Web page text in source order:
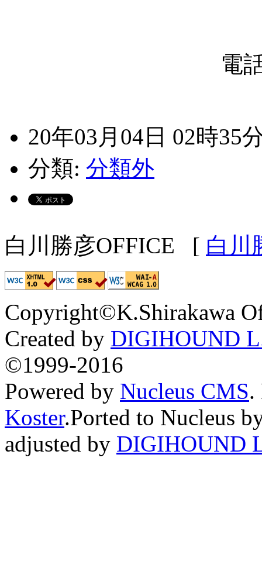
電
20年03月04日 02時35
分類: 分類外
白川勝彦OFFICE [ 白川
Copyright©K.Shirakawa
Created by DIGIHOUND
©1999-2016
Powered by Nucleus CMS.
Koster.Ported to Nucleus
adjusted by DIGIHOUND